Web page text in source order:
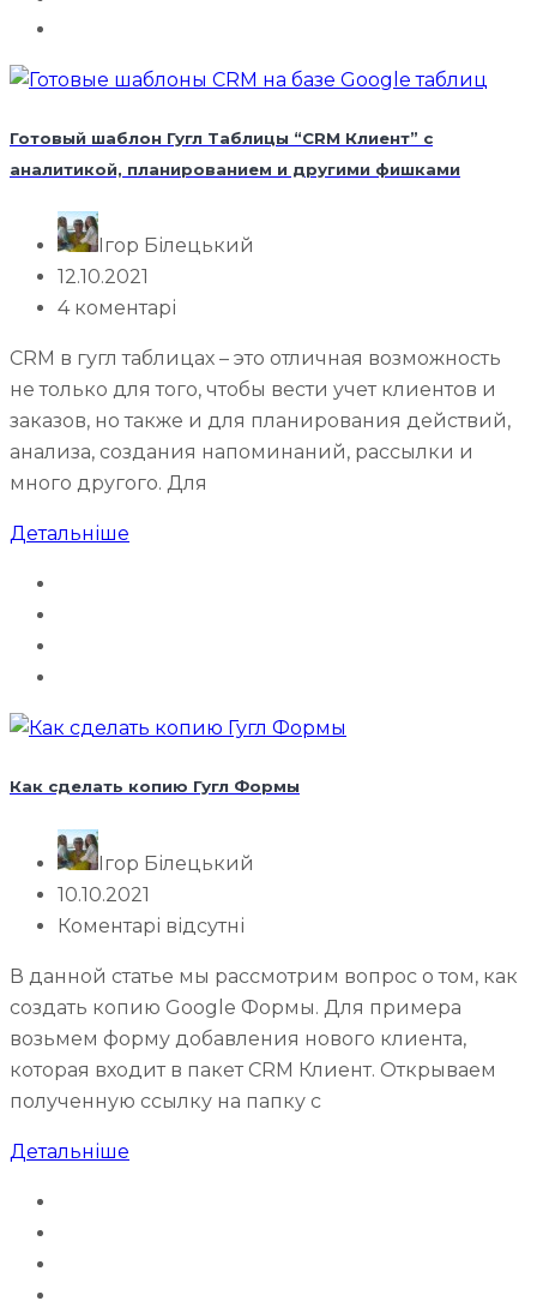
Готовый шаблон Гугл Таблицы “CRM Клиент” с
аналитикой, планированием и другими фишками
Ігор Білецький
12.10.2021
4 коментарі
CRM в гугл таблицах – это отличная возможность
не только для того, чтобы вести учет клиентов и
заказов, но также и для планирования действий,
анализа, создания напоминаний, рассылки и
много другого. Для
Детальніше
Как сделать копию Гугл Формы
Ігор Білецький
10.10.2021
Коментарі відсутні
В данной статье мы рассмотрим вопрос о том, как
создать копию Google Формы. Для примера
возьмем форму добавления нового клиента,
которая входит в пакет CRM Клиент. Открываем
полученную ссылку на папку с
Детальніше